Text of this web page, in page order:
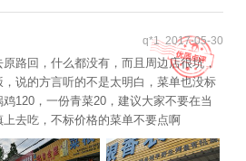
q*1 2017-05-30
路回，什么都没有，而且周边店很坑，
说的方言听的不是太明白，菜单也没标
120，一份青菜20，建议大家不要在当
去吃，不标价格的菜单不要点啊